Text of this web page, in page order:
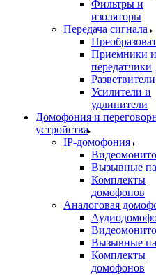
Фильтры и
изоляторы
Передача сигнала
Приемники и
передатчики
Разветвители
Усилители и
удлинители
Домофония и
устройства
IP-домофония
Вызывные
Комплекты
домофонов
Аналоговая
Вызывные
Комплекты
домофонов